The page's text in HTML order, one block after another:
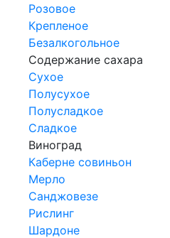
Розовое
Крепленое
Безалкогольное
Содержание сахара
Сухое
Полусухое
Полусладкое
Сладкое
Виноград
Каберне совиньон
Мерло
Санджовезе
Рислинг
Шардоне